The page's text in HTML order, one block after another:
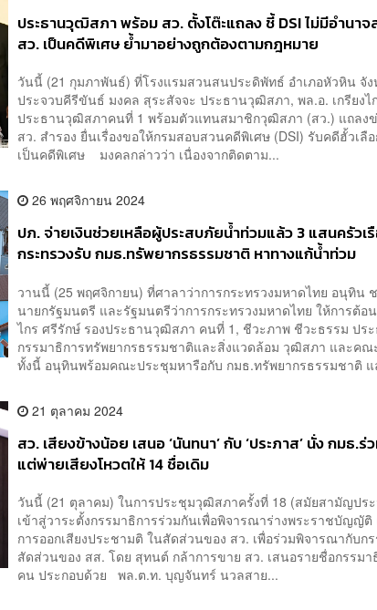
ประธานวุฒิสภา พร้อม สว. ตั้งโต๊ะแถลง ชี้ DSI ไม่มีอำนาจ
สว. เป็นคดีพิเศษ ย้ำมาอย่างถูกต้องตามกฎหมาย
วันนี้ (21 กุมภาพันธ์) ที่โรงแรมสวนสนประดิพัทธ์ อำเภอหัวหิน จัง
ประจวบคีรีขันธ์ มงคล สุระสัจจะ ประธานวุฒิสภา, พล.อ. เกรียงไ
ประธานวุฒิสภาคนที่ 1 พร้อมตัวแทนสมาชิกวุฒิสภา (สว.) แถลง
สว. สำรอง ยื่นเรื่องขอให้กรมสอบสวนคดีพิเศษ (DSI) รับคดีฮั้วเลื
เป็นคดีพิเศษ มงคลกล่าวว่า เนื่องจากติดตาม...
26 พฤศจิกายน 2024
ปภ. จ่ายเงินช่วยเหลือผู้ประสบภัยน้ำท่วมแล้ว 3 แสนครัวเ
กระทรวงรับ กมธ.ทรัพยากรธรรมชาติ หาทางแก้น้ำท่วม
วานนี้ (25 พฤศจิกายน) ที่ศาลาว่าการกระทรวงมหาดไทย อนุทิน
นายกรัฐมนตรี และรัฐมนตรีว่าการกระทรวงมหาดไทย ให้การต้อ
ไกร ศรีรักษ์ รองประธานวุฒิสภา คนที่ 1, ชีวะภาพ ชีวะธรรม ปร
กรรมาธิการทรัพยากรธรรมชาติและสิ่งแวดล้อม วุฒิสภา และคณ
ทั้งนี้ อนุทินพร้อมคณะประชุมหารือกับ กมธ.ทรัพยากรธรรมชาติ
21 ตุลาคม 2024
สว. เสียงข้างน้อย เสนอ ‘นันทนา’ กับ ‘ประภาส’ นั่ง กมธ.ร่
แต่พ่ายเสียงโหวตให้ 14 ชื่อเดิม
วันนี้ (21 ตุลาคม) ในการประชุมวุฒิสภาครั้งที่ 18 (สมัยสามัญประ
เข้าสู่วาระตั้งกรรมาธิการร่วมกันเพื่อพิจารณาร่างพระราชบัญญัติ
การออกเสียงประชามติ ในสัดส่วนของ สว. เพื่อร่วมพิจารณากับก
สัดส่วนของ สส. โดย สุทนต์ กล้าการขาย สว. เสนอรายชื่อกรรมา
คน ประกอบด้วย พล.ต.ท. บุญจันทร์ นวลสาย...